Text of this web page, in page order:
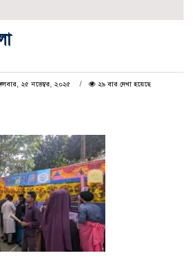
২৫ নভেম্বর, ২০২৫ ২৯ বার দেখা হয়েছে